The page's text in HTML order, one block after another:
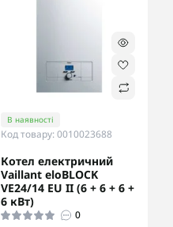
В наявності
Код товару: 0010023688
Котел електричний
Vaillant eloBLOCK
VE24/14 ЕU II (6 + 6 + 6 +
6 кВт)
0